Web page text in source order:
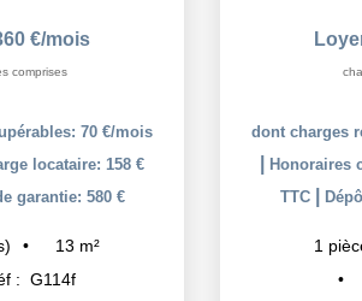
€/mois
comprises
70 €/mois
locataire: 158 €
garantie: 580 €
13 m²
: G114f
dont charges
Honoraires
TTC
1